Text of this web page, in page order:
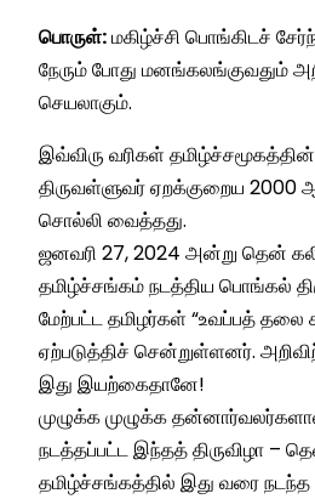
பொருள்:மகிழ்ச்சி பொங்கிடச்
நேரும் போது மனங்கலங்குவதும்
செயலாகும்.
இவ்விரு வரிகள் தமிழ்ச்சமூகத்தின்
திருவள்ளுவர் ஏறக்குறைய 2000
சொல்லி வைத்தது.
ஜனவரி 27, 2024 அன்று தென்
தமிழ்ச்சங்கம் நடத்திய பொங்கல்
மேற்பட்ட தமிழர்கள் “உவப்பத் தலை
ஏற்படுத்திச் சென்றுள்ளனர்.
இது இயற்கைதானே!
முழுக்க முழுக்க
நடத்தப்பட்ட இந்தத் திருவிழா –
தமிழ்ச்சங்கத்தில் இது வரை